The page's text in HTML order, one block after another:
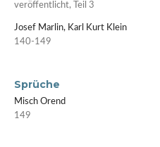
veröffentlicht, Teil 3
Josef Marlin, Karl Kurt Klein
140-149
Sprüche
Misch Orend
149